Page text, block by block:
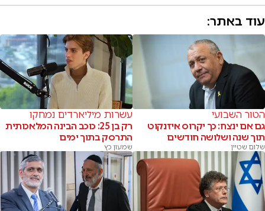
עוד באתר:
הטור השבועי
גם אם ינצח: כך יקרוס איזנקוט
תוך שנה ושלושה חודשים
שלום שטיין
עשרות מיליארדים נמחקו
רק בן 25: כוכב הבינה המלאכותית
התרסק בתוך ימים
שמעון כץ